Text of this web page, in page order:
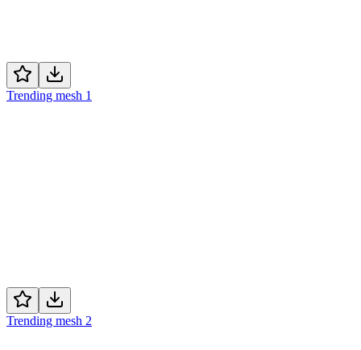
Trending mesh 1
Trending mesh 2